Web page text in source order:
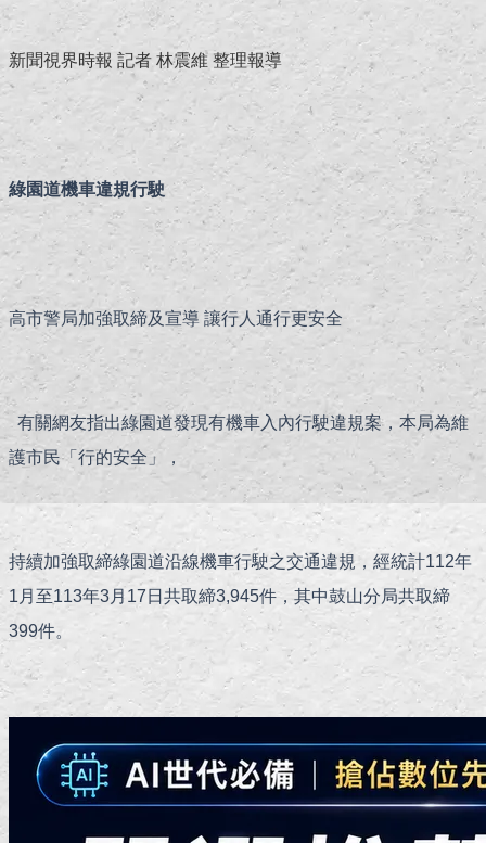
新聞視界時報 記者 林震維 整理報導
綠園道機車違規行駛
高市警局加強取締及宣導 讓行人通行更安全
有關網友指出綠園道發現有機車入內行駛違規案，本局為維
護市民「行的安全」，
持續加強取締綠園道沿線機車行駛之交通違規，經統計112年
1月至113年3月17日共取締3,945件，其中鼓山分局共取締
399件。